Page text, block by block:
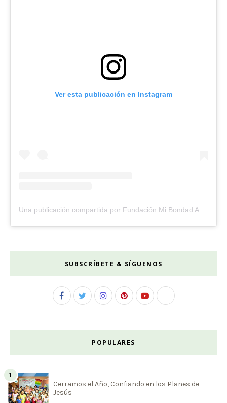
Ver esta publicación en Instagram
SUBSCRÍBETE & SÍGUENOS
POPULARES
Cerramos el Año, Confiando en los Planes de
Jesús